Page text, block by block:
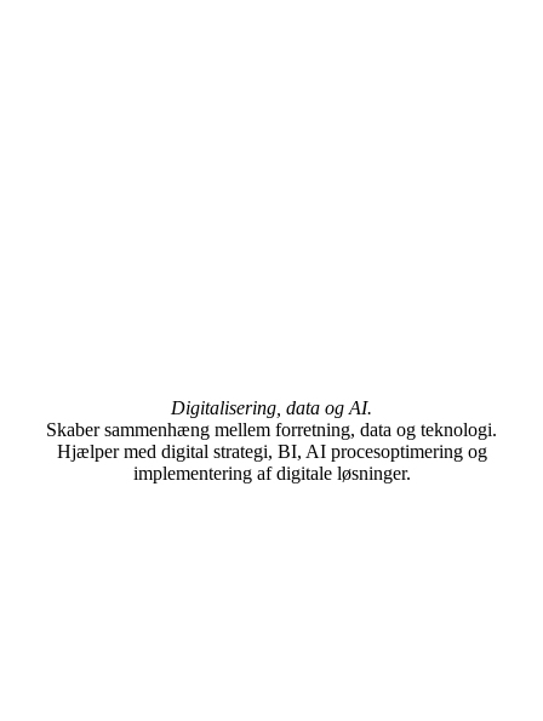
Digitalisering, data og AI.
Skaber sammenhæng mellem forretning, data og teknologi.
Hjælper med digital strategi, BI, AI procesoptimering og
implementering af digitale løsninger.